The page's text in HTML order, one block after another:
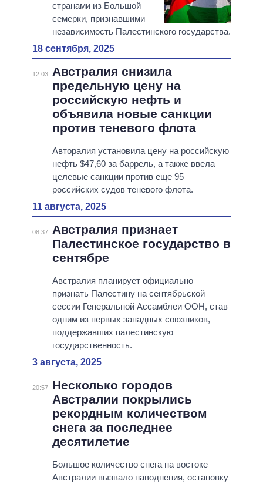
странами из Большой
семерки, признавшими
независимость Палестинского государства.
18 сентября, 2025
12:03
Австралия снизила
предельную цену на
российскую нефть и
объявила новые санкции
против теневого флота
Авторалия установила цену на российскую
нефть $47,60 за баррель, а также ввела
целевые санкции против еще 95
российских судов теневого флота.
11 августа, 2025
08:37
Австралия признает
Палестинское государство в
сентябре
Австралия планирует официально
признать Палестину на сентябрьской
сессии Генеральной Ассамблеи ООН, став
одним из первых западных союзников,
поддержавших палестинскую
государственность.
3 августа, 2025
20:57
Несколько городов
Австралии покрылись
рекордным количеством
снега за последнее
десятилетие
Большое количество снега на востоке
Австралии вызвало наводнения, остановку